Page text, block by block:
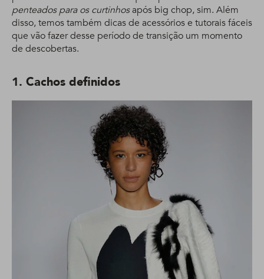
penteados para os curtinhosapós big chop, sim. Além
disso, temos também dicas de acessórios e tutorais fáceis
que vão fazer desse período de transição um momento
de descobertas.
1. Cachos definidos